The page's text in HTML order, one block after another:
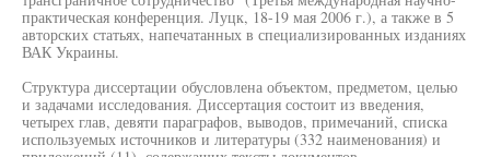
практическая конференция. Луцк, 18-19 мая 2006 г.), а также в 5
авторских статьях, напечатанных в специализированных изданиях
ВАК Украины.
Структура диссертации обусловлена объектом, предметом, целью
и задачами исследования. Диссертация состоит из введения,
четырех глав, девяти параграфов, выводов, примечаний, списка
используемых источников и литературы (332 наименования) и